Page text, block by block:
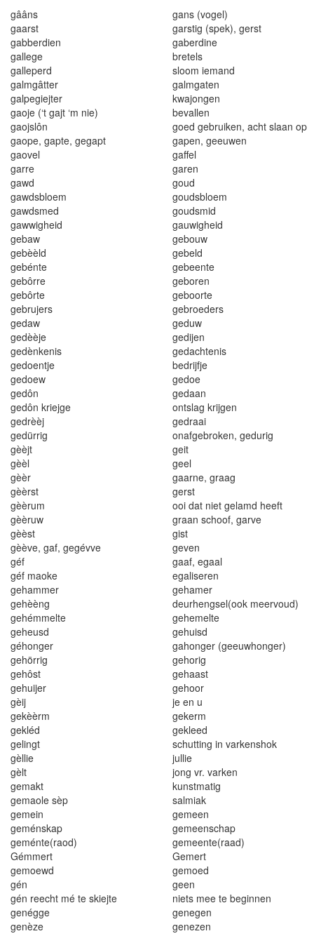
gââns
gans (vogel)
gaarst garstig (spek), gerst
gabberdien
gaberdine
gallege
bretels
galleperd sloom iemand
galmgâtter galmgaten
galpegiejter
kwajongen
gaoje (‘t gajt ‘m nie) bevallen
gaojslôn
goed gebruiken, acht slaan op
gaope, gapte, gegapt gapen, geeuwen
gaovel
gaffel
garre
garen
gawd
goud
gawdsbloem goudsbloem
gawdsmed goudsmid
gawwigheid gauwigheid
gebaw gebouw
gebèèld gebeld
gebénte gebeente
gebôrre
geboren
gebôrte
geboorte
gebrujers
gebroeders
gedaw
geduw
gedèèje gedijen
gedènkenis gedachtenis
gedoentje bedrijfje
gedoew gedoe
gedôn
gedaan
gedôn kriejge
ontslag krijgen
gedrèèj
gedraai
gedürrig
onafgebroken, gedurig
gèèjt
geit
gèèl
geel
gèèr gaarne, graag
gèèrst gerst
gèèrum ooi dat niet gelamd heeft
gèèruw
graan schoof, garve
gèèst
gist
gèève, gaf, gegévve
geven
géf
gaaf, egaal
géf maoke
egaliseren
gehammer
gehamer
gehèèng
deurhengsel(ook meervoud)
gehémmelte
gehemelte
geheusd gehuisd
géhonger
gahonger (geeuwhonger)
gehörrig
gehorig
gehôst
gehaast
gehuijer
gehoor
gèij
je en u
gekèèrm
gekerm
gekléd
gekleed
gelingt
schutting in varkenshok
gèllie jullie
gèlt jong vr. varken
gemakt
kunstmatig
gemaole sèp
salmiak
gemein
gemeen
geménskap
gemeenschap
geménte(raod)
gemeente(raad)
Gémmert
Gemert
gemoewd
gemoed
gén
geen
gén reecht mé te skiejte niets mee te beginnen
genégge
genegen
genèze
genezen